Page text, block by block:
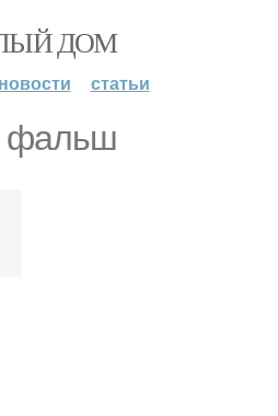
ДОМ
новости статьи
фальш